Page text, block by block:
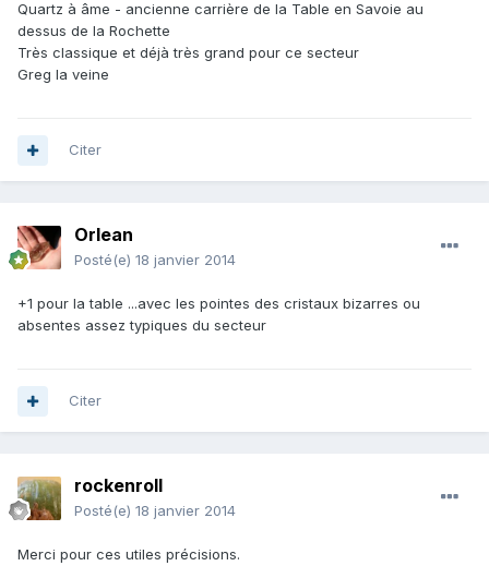
Quartz à âme - ancienne carrière de la Table en Savoie au
dessus de la Rochette
Très classique et déjà très grand pour ce secteur
Greg la veine
Citer
Orlean
Posté(e) 18 janvier 2014
+1 pour la table ...avec les pointes des cristaux bizarres ou
absentes assez typiques du secteur
Citer
rockenroll
Posté(e) 18 janvier 2014
Merci pour ces utiles précisions.